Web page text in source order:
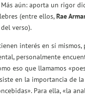
aún: aporta un rigor
(entre ellos,Rae
verso).
interés en sí
personalmente
eso que llamamos
en la importancia de
Para ella, «la